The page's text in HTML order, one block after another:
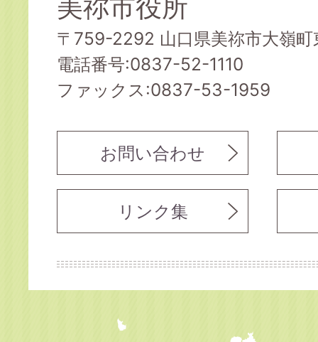
美祢市役所
〒759-2292 山口県美祢市大嶺
電話番号:0837-52-1110
ファックス:0837-53-1959
お問い合わせ
リンク集